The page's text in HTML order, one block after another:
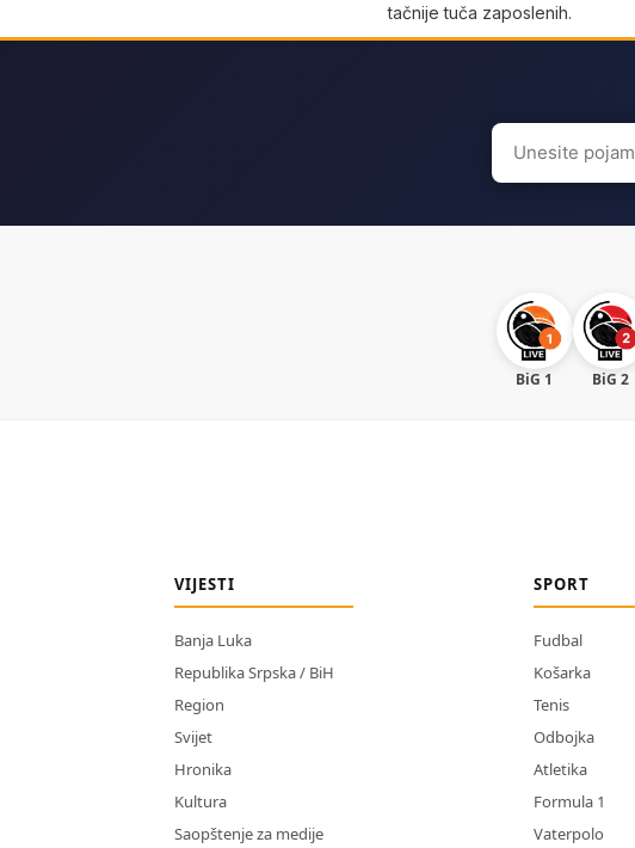
tačnije tuča zaposlenih.
Search
for:
BiG 1 BiG 2
VIJESTI
Banja Luka
Republika Srpska / BiH
Region
Svijet
Hronika
Kultura
Saopštenje za medije
SPORT
Fudbal
Košarka
Tenis
Odbojka
Atletika
Formula 1
Vaterpolo